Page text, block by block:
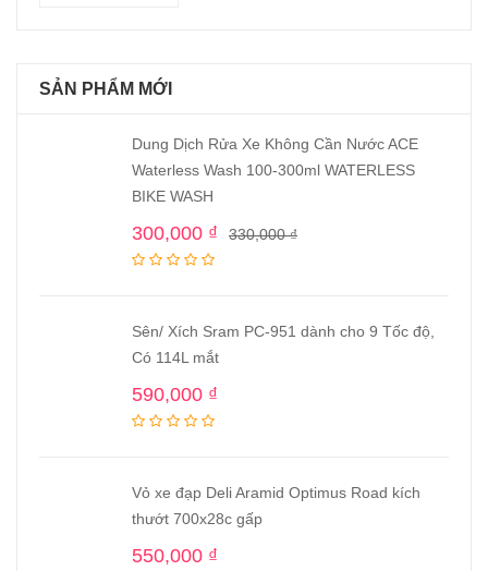
SẢN PHẨM MỚI
Dung Dịch Rửa Xe Không Cần Nước ACE
Waterless Wash 100-300ml WATERLESS
BIKE WASH
330,000₫
300,000 ₫
Sên/ Xích Sram PC-951 dành cho 9 Tốc độ,
Có 114L mắt
590,000 ₫
Vỏ xe đạp Deli Aramid Optimus Road kích
thướt 700x28c gấp
550,000 ₫